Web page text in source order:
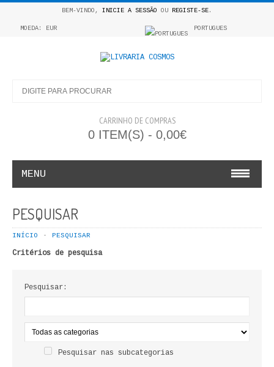
BEM-VINDO, INICIE A SESSÃO OU REGISTE-SE.
MOEDA: EUR PORTUGUES
CARRINHO DE COMPRAS
0 ITEM(S) - 0,00€
MENU
COSMOS INFANTIL
COLEÇÃO APRENDE A COLORIR
LIVROS DE PINTAR
ANTROPOLOGIA E SOCIOLOGIA
PESQUISAR
INÍCIO PESQUISAR
Critérios de pesquisa
Pesquisar:
Pesquisar nas subcategorias